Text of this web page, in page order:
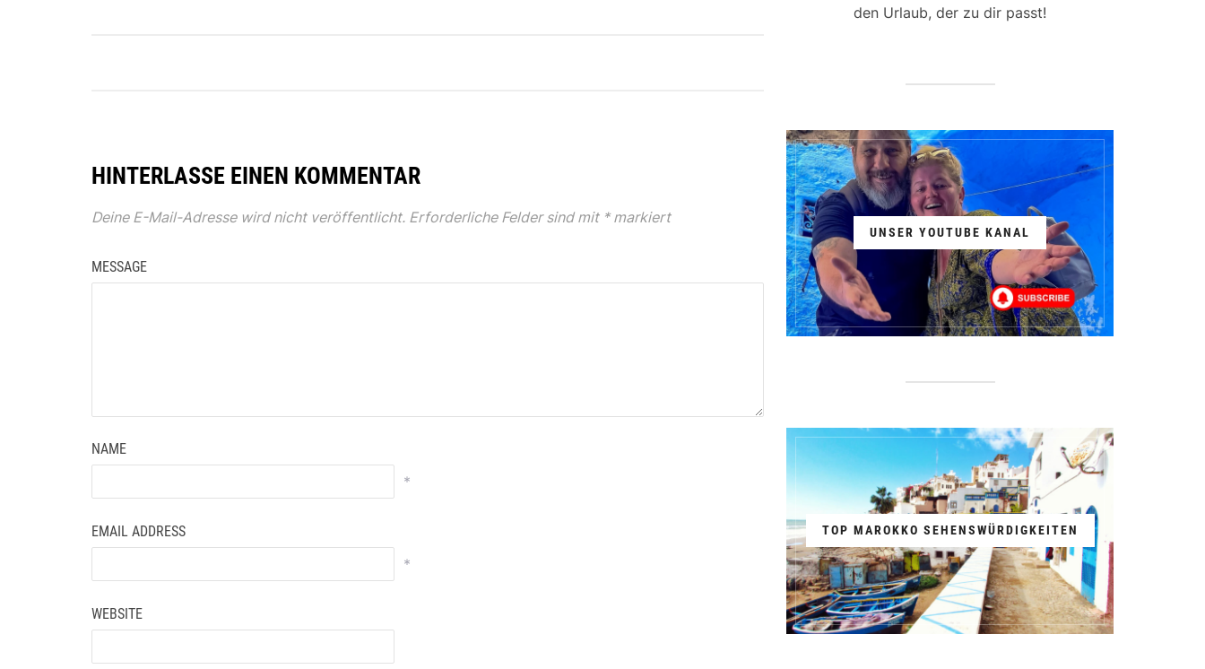
HINTERLASSE EINEN KOMMENTAR
Deine E-Mail-Adresse wird nicht veröffentlicht. Erforderliche Felder sind mit *markiert
MESSAGE
NAME
*
EMAIL ADDRESS
*
WEBSITE
den Urlaub, der zu dir passt!
UNSER YOUTUBE KANAL
TOP MAROKKO SEHENSWÜRDIGKEITEN